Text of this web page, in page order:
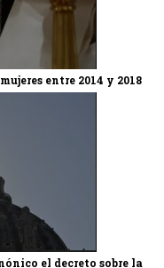
entre 2014 y 2018
el decreto sobre la